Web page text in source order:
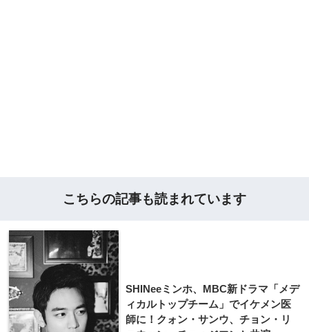
こちらの記事も読まれています
SHINeeミンホ、MBC新ドラマ「メデ
ィカルトップチーム」でイケメン医
師に！クォン・サンウ、チョン・リ